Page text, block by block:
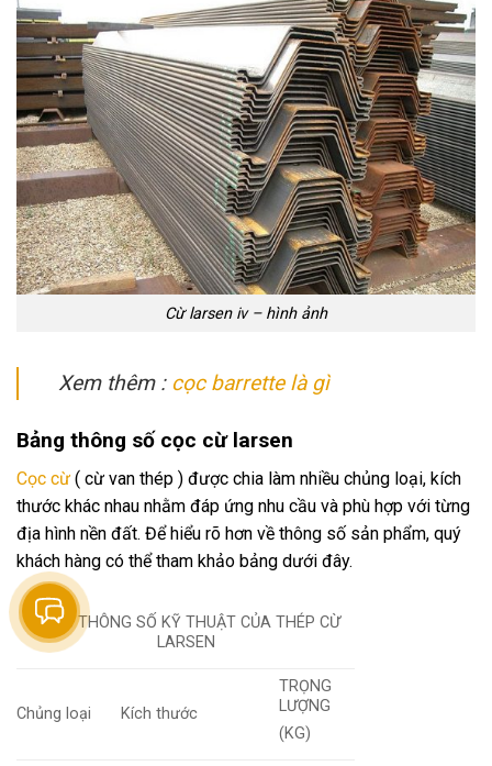
Cừ larsen iv – hình ảnh
Xem thêm : cọc barrette là gì
Bảng thông số cọc cừ larsen
Cọc cừ ( cừ van thép ) được chia làm nhiều chủng loại, kích
thước khác nhau nhằm đáp ứng nhu cầu và phù hợp với từng
địa hình nền đất. Để hiểu rõ hơn về thông số sản phẩm, quý
khách hàng có thể tham khảo bảng dưới đây.
BẢNG THÔNG SỐ KỸ THUẬT CỦA THÉP CỪ
LARSEN
Chủng loại Kích thước
TRỌNG
LƯỢNG
(KG)